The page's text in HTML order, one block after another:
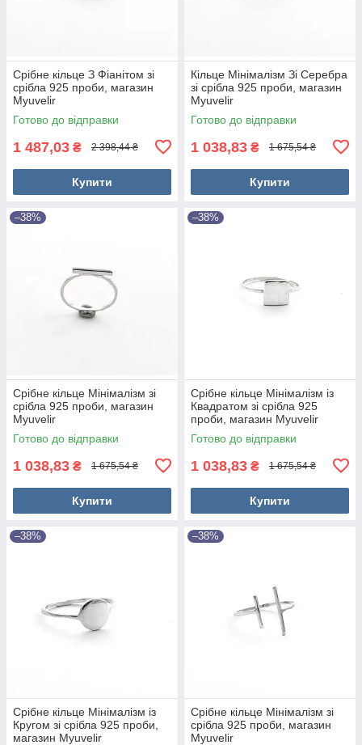
Срібне кільце З Фіанітом зі
срібла 925 проби, магазин
Myuvelir
Готово до відправки
1 487,03 ₴ 2 398,44 ₴
Купити
Кільце Мінімалізм Зі Серебра
зі срібла 925 проби, магазин
Myuvelir
Готово до відправки
1 038,83 ₴ 1 675,54 ₴
Купити
–38%
Срібне кільце Мінімалізм зі
срібла 925 проби, магазин
Myuvelir
Готово до відправки
1 038,83 ₴ 1 675,54 ₴
Купити
–38%
Срібне кільце Мінімалізм із
Квадратом зі срібла 925
проби, магазин Myuvelir
Готово до відправки
1 038,83 ₴ 1 675,54 ₴
Купити
–38%
Срібне кільце Мінімалізм із
Кругом зі срібла 925 проби,
магазин Myuvelir
–38%
Срібне кільце Мінімалізм зі
срібла 925 проби, магазин
Myuvelir